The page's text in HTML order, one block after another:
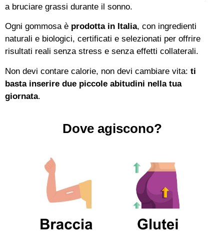
a bruciare grassi durante il sonno.
Ogni gommosa è prodotta in Italia, con ingredienti
naturali e biologici, certificati e selezionati per offrire
risultati reali senza stress e senza effetti collaterali.
Non devi contare calorie, non devi cambiare vita: ti
basta inserire due piccole abitudini nella tua
giornata.
Dove agiscono?